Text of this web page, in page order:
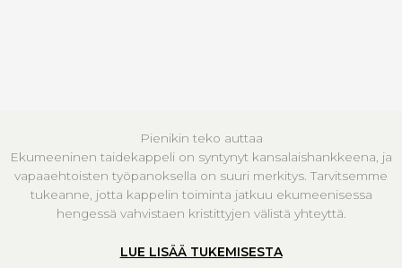
Pienikin teko auttaa
Ekumeeninen taidekappeli on syntynyt kansalaishankkeena, ja
vapaaehtoisten työpanoksella on suuri merkitys. Tarvitsemme
tukeanne, jotta kappelin toiminta jatkuu ekumeenisessa
hengessä vahvistaen kristittyjen välistä yhteyttä.
LUE LISÄÄ TUKEMISESTA